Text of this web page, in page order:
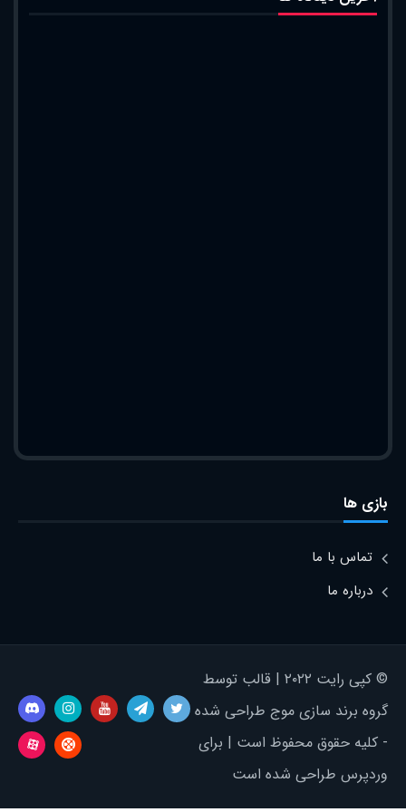
بازی ها
تماس با ما
درباره ما
© کپی رایت ۲۰۲۲ | قالب توسط
گروه برند سازی موج طراحی شده
- کلیه حقوق محفوظ است | برای
وردپرس طراحی شده است